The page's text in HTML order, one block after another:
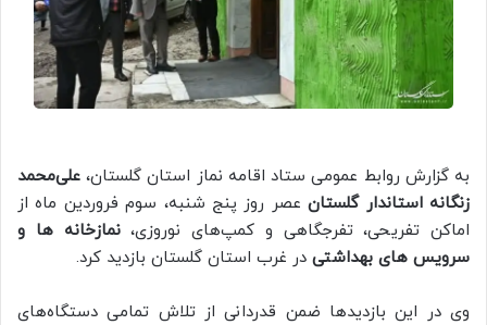
به گزارش روابط عمومی ستاد اقامه نماز استان گلستان، علی‌محمد
زنگانه استاندار گلستانعصر روز پنج شنبه، سوم فروردین ماه از
اماکن تفریحی، تفرجگاهی و کمپ‌های نوروزی،نمازخانه ها و
سرویس های بهداشتی در غرب استان گلستان بازدید کرد.
وی در این بازدیدها ضمن قدردانی از تلاش تمامی دستگاه‌های